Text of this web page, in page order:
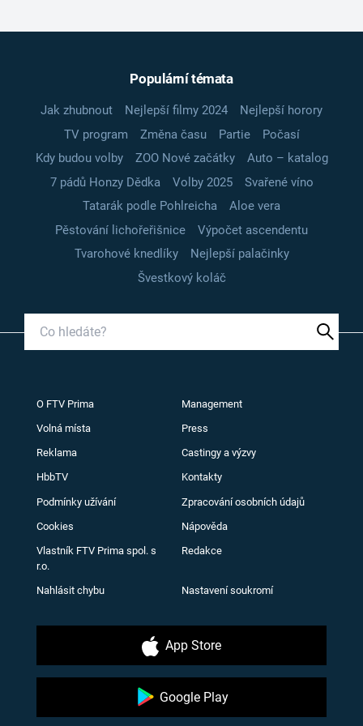
Populární témata
Jak zhubnout Nejlepší filmy 2024
Nejlepší horory
TV program
Změna času Partie
Počasí
Kdy budou volby
ZOO Nové začátky
Auto – katalog
7 pádů Honzy Dědka
Volby 2025
Svařené víno
Tatarák podle Pohlreicha
Aloe vera
Pěstování lichořeřišnice
Výpočet ascendentu
Tvarohové knedlíky
Nejlepší palačinky
Švestkový koláč
O FTV Prima Management
Volná místa Press
Reklama Castingy a výzvy
HbbTV Kontakty
Podmínky užívání Zpracování osobních údajů
Cookies Nápověda
Vlastník FTV Prima spol. s
r.o.
Redakce
Nahlásit chybu Nastavení soukromí
App Store
Google Play